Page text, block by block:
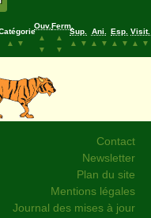
▲
▼
Ouv.
▲
▼
Ferm.
▲
▼
Sup.
▲
▼
Ani.
▲
▼
Esp.
▲
▼
Visit.
▲
▼
Contact
Newsletter
Plan du site
Mentions légales
Journal des mises à jour